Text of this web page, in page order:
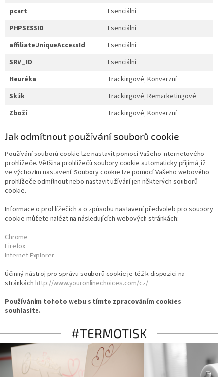
pcart
Esenciální
PHPSESSID
Esenciální
affiliateUniqueAccessId
Esenciální
SRV_ID
Esenciální
Heuréka
Trackingové, Konverzní
Sklik
Trackingové, Remarketingové
Zboží
Trackingové, Konverzní
Jak odmítnout používání souborů cookie
Používání souborů cookie lze nastavit pomocí Vašeho internetového
prohlížeče. Většina prohlížečů soubory cookie automaticky přijímá již
ve výchozím nastavení. Soubory cookie lze pomocí Vašeho webového
prohlížeče odmítnout nebo nastavit užívání jen některých souborů
cookie.
Informace o prohlížečích a o způsobu nastavení předvoleb pro soubory
cookie můžete nalézt na následujících webových stránkách:
Chrome
Firefox
Internet Explorer
Účinný nástroj pro správu souborů cookie je též k dispozici na
stránkách http://www.youronlinechoices.com/cz/
Používáním tohoto webu s tímto zpracováním cookies
souhlasíte.
#TERMOTISK